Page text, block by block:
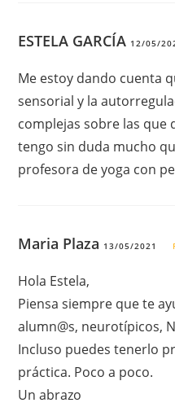
ESTELA GARCÍA 12/05/
Me estoy dando cuenta
sensorial y la
complejas sobre las que
tengo sin duda mucho
profesora de yoga con
Maria Plaza 13/05/2021
Hola Estela,
Piensa siempre que te
alumn@s, neurotípicos,
Incluso puedes tenerlo
práctica. Poco a poco.
Un abrazo